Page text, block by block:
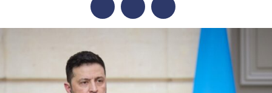
FacebookTwitterTelegram